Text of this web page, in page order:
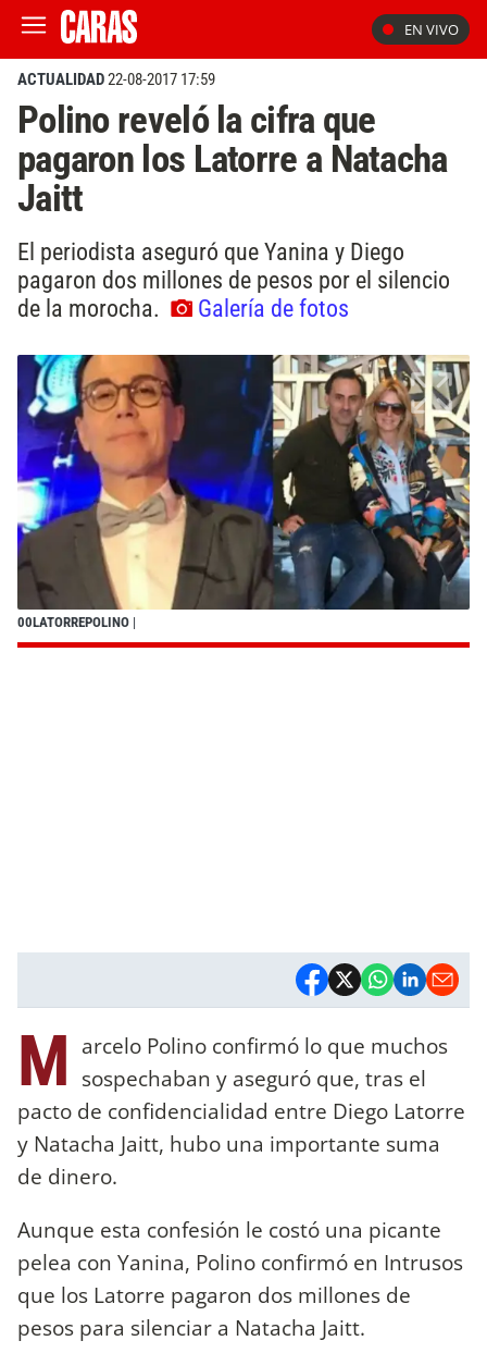
EN VIVO
ACTUALIDAD22-08-2017 17:59
Polino reveló la cifra que
pagaron los Latorre a Natacha
Jaitt
El periodista aseguró que Yanina y Diego
pagaron dos millones de pesos por el silencio
de la morocha.
Galería de fotos
00LATORREPOLINO |
M arcelo Polino confirmó lo que muchos
sospechaban y aseguró que, tras el
pacto de confidencialidad entre Diego Latorre
y Natacha Jaitt, hubo una importante suma
de dinero.
Aunque esta confesión le costó una picante
pelea con Yanina, Polino confirmó en Intrusos
que los Latorre pagaron dos millones de
pesos para silenciar a Natacha Jaitt.